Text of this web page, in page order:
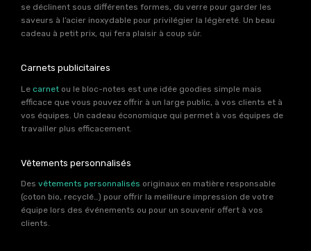
se déclinent sous différentes formes, du verre pour garder les
saveurs à l’acier inoxydable pour privilégier la légèreté. Un beau
cadeau à petit prix, qui fera plaisir à coup sûr.
Carnets publicitaires
Le carnet ou le bloc-notes est une idée goodies simple mais
efficace que vous pouvez offrir à un large public, à vos clients et à
vos équipes. Un cadeau économique qui permet à vos équipes de
travailler plus efficacement.
Vêtements personnalisés
Des vêtements personnalisés originaux en matière responsable
(coton bio, recyclé…) pour offrir la meilleure impression de votre
équipe lors des événements ou pour un souvenir offert à vos
clients.